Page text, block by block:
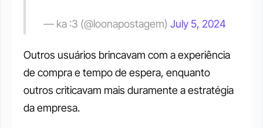
— ka :3 (@loonapostagem) July 5, 2024
Outros usuários brincavam com a experiência
de compra e tempo de espera, enquanto
outros criticavam mais duramente a estratégia
da empresa.